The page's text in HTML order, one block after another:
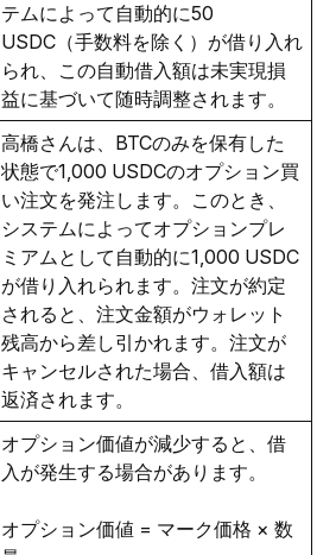
テムによって自動的に50
USDC（手数料を除く）が借り入れ
られ、この自動借入額は未実現損
益に基づいて随時調整されます。
高橋さんは、BTCのみを保有した
状態で1,000 USDCのオプション買
い注文を発注します。このとき、
システムによってオプションプレ
ミアムとして自動的に1,000 USDC
が借り入れられます。注文が約定
されると、注文金額がウォレット
残高から差し引かれます。注文が
キャンセルされた場合、借入額は
返済されます。
オプション価値が減少すると、借
入が発生する場合があります。
オプション価値 = マーク価格 × 数